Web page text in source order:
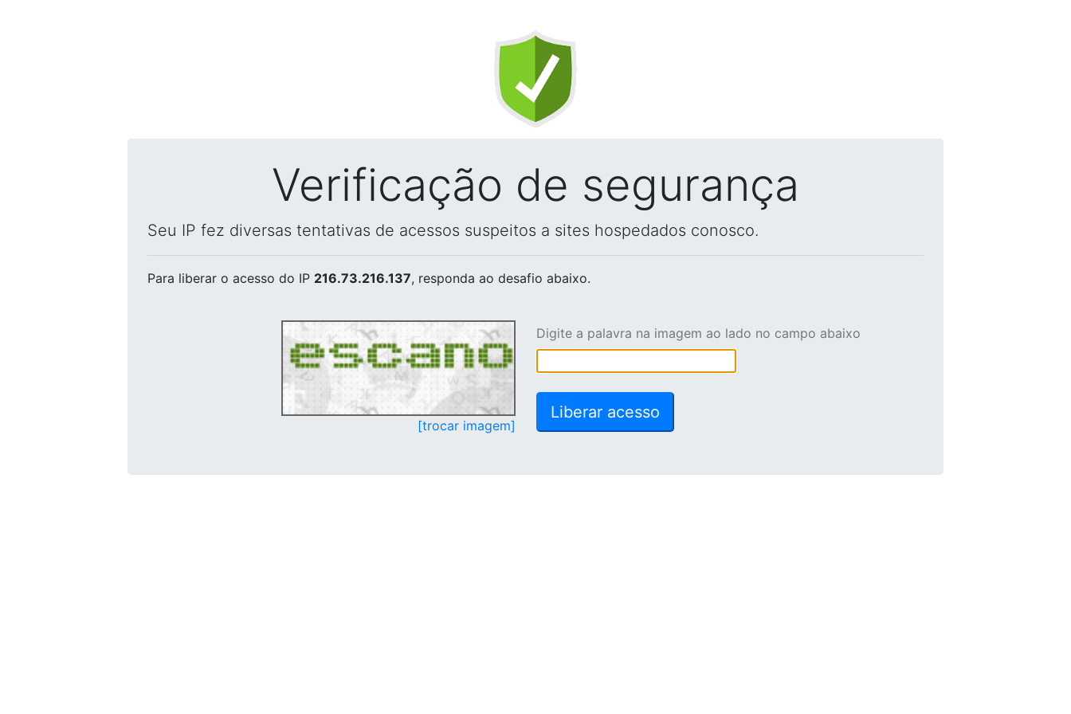
Verificação de segurança
Seu IP fez diversas tentativas de acessos suspeitos a sites hospedados conosco.
Para liberar o acesso do IP 216.73.216.137, responda ao desafio abaixo.
[trocar imagem]
Digite a palavra na imagem ao lado no campo abaixo